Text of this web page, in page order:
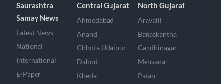
Saurashtra
Samay News
Latest News
National
International
E-Paper
Central Gujarat
Ahmedabad
Anand
Chhota Udaipur
Dahod
Kheda
North Gujarat
Aravalli
Banaskantha
Gandhinagar
Mehsana
Patan